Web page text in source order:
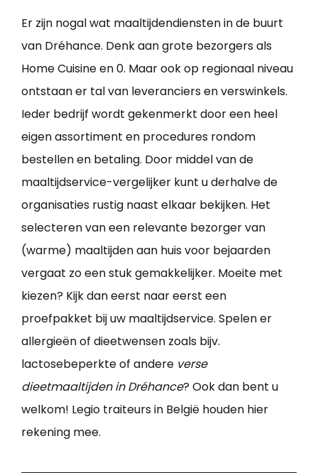
Er zijn nogal wat maaltijdendiensten in de buurt
van Dréhance. Denk aan grote bezorgers als
Home Cuisine en 0. Maar ook op regionaal niveau
ontstaan er tal van leveranciers en verswinkels.
Ieder bedrijf wordt gekenmerkt door een heel
eigen assortiment en procedures rondom
bestellen en betaling. Door middel van de
maaltijdservice-vergelijker kunt u derhalve de
organisaties rustig naast elkaar bekijken. Het
selecteren van een relevante bezorger van
(warme) maaltijden aan huis voor bejaarden
vergaat zo een stuk gemakkelijker. Moeite met
kiezen? Kijk dan eerst naar eerst een
proefpakket bij uw maaltijdservice. Spelen er
allergieën of dieetwensen zoals bijv.
lactosebeperkte of andere verse
dieetmaaltijden in Dréhance? Ook dan bent u
welkom! Legio traiteurs in België houden hier
rekening mee.